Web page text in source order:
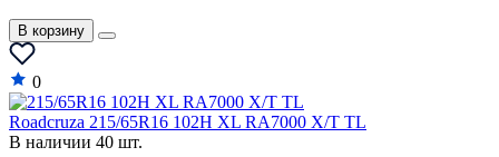
Lincoln
Mahindra
Maruti
В корзину
0
Roadcruza 215/65R16 102H XL RA7000 X/T TL
В наличии 40 шт.